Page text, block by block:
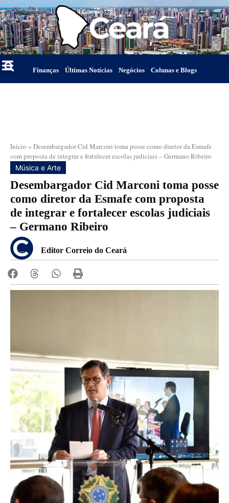
Finanças Últimas Notícias Negócios Colunas e Blogs
Início » Desembargador Cid Marconi toma posse como diretor da Esmafe
com proposta de integrar e fortalecer escolas judiciais – Germano Ribeiro
Música e Arte
Desembargador Cid Marconi toma posse
como diretor da Esmafe com proposta
de integrar e fortalecer escolas judiciais
– Germano Ribeiro
Editor Correio do Ceará